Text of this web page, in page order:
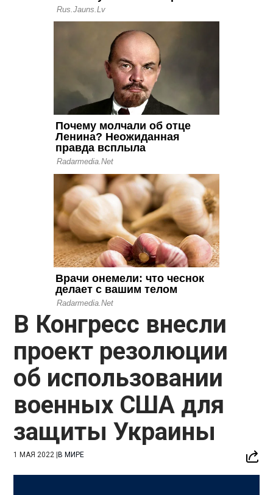
В Конгресс внесли
проект резолюции
об использовании
военных США для
защиты Украины
1 МАЯ 2022 |В МИРЕ